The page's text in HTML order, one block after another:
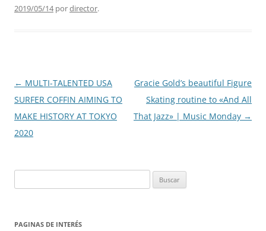
2019/05/14pordirector.
Navegación
de
entradas
← MULTI-TALENTED USA
SURFER COFFIN AIMING TO
MAKE HISTORY AT TOKYO
2020
Gracie Gold’s beautiful Figure
Skating routine to «And All
That Jazz» | Music Monday →
PAGINAS DE INTERÉS